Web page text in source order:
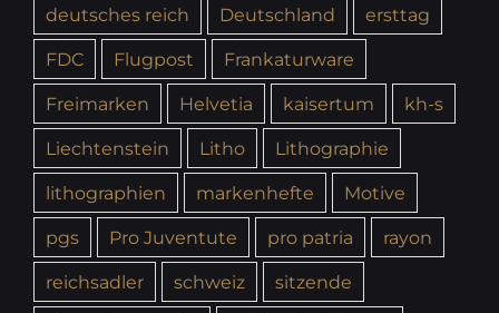
deutsches reich
Deutschland
ersttag
FDC
Flugpost
Frankaturware
Freimarken
Helvetia kaisertum
kh-s
Liechtenstein
Litho
Lithographie
lithographien
markenhefte
Motive
pgs
Pro Juventute pro patria
rayon
reichsadler
schweiz
sitzende